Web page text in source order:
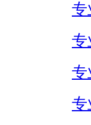
专
专
专
专